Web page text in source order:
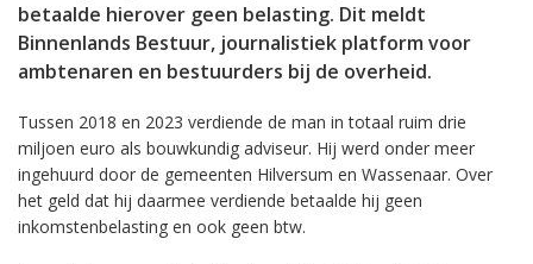
betaalde hierover geen belasting. Dit meldt
Binnenlands Bestuur, journalistiek platform voor
ambtenaren en bestuurders bij de overheid.
Tussen 2018 en 2023 verdiende de man in totaal ruim drie
miljoen euro als bouwkundig adviseur. Hij werd onder meer
ingehuurd door de gemeenten Hilversum en Wassenaar. Over
het geld dat hij daarmee verdiende betaalde hij geen
inkomstenbelasting en ook geen btw.